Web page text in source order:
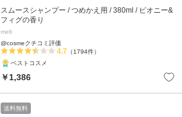
スムースシャンプー / つめかえ用 / 380ml / ピオニー&
フィグの香り
melt
@cosmeクチコミ評価
4.7 （1794件）
ベストコスメ
￥1,386
送料無料